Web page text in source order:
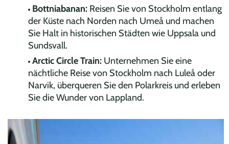
Bottniabanan: Reisen Sie von Stockholm entlang
der Küste nach Norden nach Umeå und machen
Sie Halt in historischen Städten wie Uppsala und
Sundsvall.
Arctic Circle Train: Unternehmen Sie eine
nächtliche Reise von Stockholm nach Luleå oder
Narvik, überqueren Sie den Polarkreis und erleben
Sie die Wunder von Lappland.